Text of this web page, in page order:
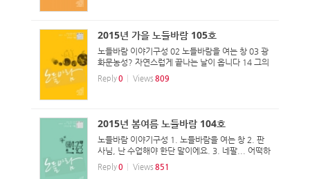
2015년 가을 노들바람 105호
노들바람 이야기구성 02 노들바람을 여는 창 03 광
화문농성? 자연스럽게 끝나는 날이 옵니다 14 그의
끝이 미완인 이유 18 노란들판의 꿈, 이루어지다?
22 [노들아 안녕] 송무림, 송정규, 박누리, 김진수,
Reply0 Views 809
2015년 봄여름 노들바람 104호
노들바람 이야기구성 1. 노들바람을 여는 창 2. 판
사님, 난 수업해야 한단 말이에요. 3. 네팔... 어떡하
나... 네팔 4. [고병권의 비마이너] 불가능한 코끼리
5. [형님 한 말씀] 최옥란 열사를 추모하며... 6. 83
Reply0 Views 851